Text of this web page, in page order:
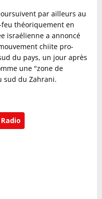
par ailleurs au
théoriquement en
israélienne a annoncé
chiite pro-
du pays, un jour après
une "zone de
sud du Zahrani.